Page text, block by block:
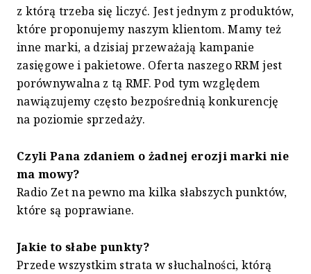
z którą trzeba się liczyć. Jest jednym z produktów,
które proponujemy naszym klientom. Mamy też
inne marki, a dzisiaj przeważają kampanie
zasięgowe i pakietowe. Oferta naszego RRM jest
porównywalna z tą RMF. Pod tym względem
nawiązujemy często bezpośrednią konkurencję
na poziomie sprzedaży.
Czyli Pana zdaniem o żadnej erozji marki nie
ma mowy?
Radio Zet na pewno ma kilka słabszych punktów,
które są poprawiane.
Jakie to słabe punkty?
Przede wszystkim strata w słuchalności, którą